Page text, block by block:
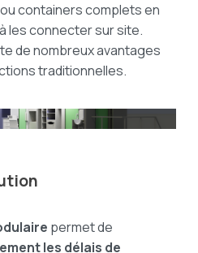
containers complets en
les connecter sur site.
de nombreux avantages
traditionnelles.
permet de
les délais de